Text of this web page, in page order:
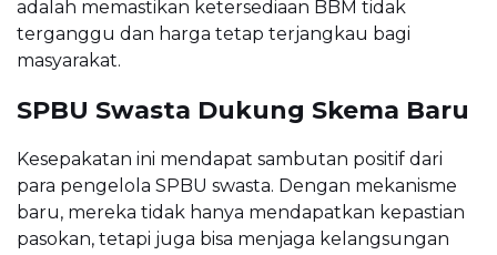
adalah memastikan ketersediaan BBM tidak
terganggu dan harga tetap terjangkau bagi
masyarakat.
SPBU Swasta Dukung Skema Baru
Kesepakatan ini mendapat sambutan positif dari
para pengelola SPBU swasta. Dengan mekanisme
baru, mereka tidak hanya mendapatkan kepastian
pasokan, tetapi juga bisa menjaga kelangsungan